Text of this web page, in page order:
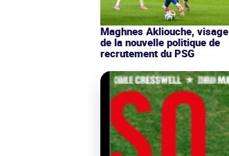
Maghnes Akliouche, visage
de la nouvelle politique de
recrutement du PSG